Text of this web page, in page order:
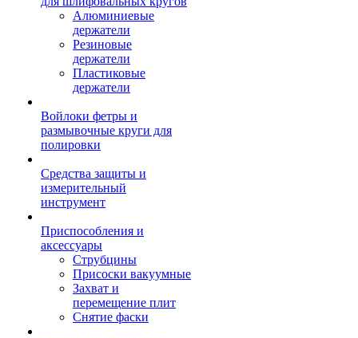
Алюминиевые
держатели
Резиновые
держатели
Пластиковые
держатели
Войлоки фетры и
размывочные круги для
полировки
Средства защиты и
измерительный
инструмент
Приспособления и
аксессуары
Струбцины
Присоски вакуумные
Захват и
перемещение плит
Снятие фаски